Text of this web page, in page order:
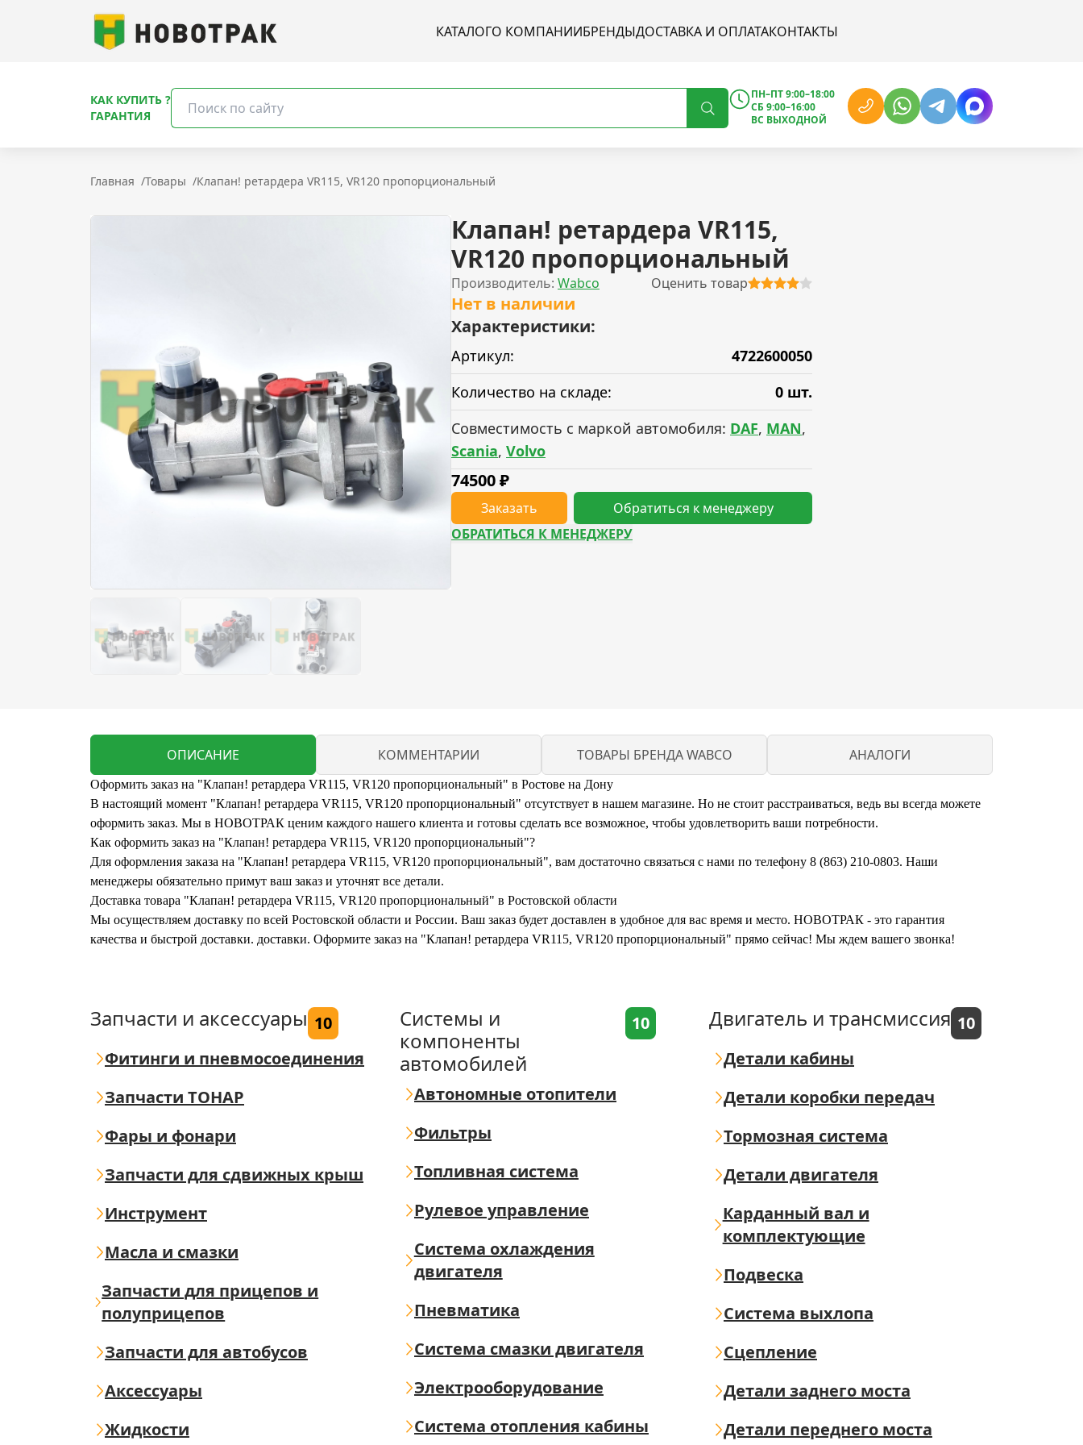
КАТАЛОГО КОМПАНИИБРЕНДЫДОСТАВКА И ОПЛАТАКОНТАКТЫ
КАК КУПИТЬ ?
ГАРАНТИЯ
ПН–ПТ 9:00–18:00
СБ 9:00–16:00
ВС ВЫХОДНОЙ
Главная /Товары /Клапан! ретардера VR115, VR120 пропорциональный
Клапан! ретардера VR115,
VR120 пропорциональный
Производитель: Wabco Оценить товар
Нет в наличии
Характеристики:
Артикул:
4722600050
Количество на складе:
0 шт.
Совместимость с маркой автомобиля: DAF, MAN,
Scania, Volvo
74500₽
Заказать
Обратиться к менеджеру
ОБРАТИТЬСЯ К МЕНЕДЖЕРУ
ОПИСАНИЕ КОММЕНТАРИИ ТОВАРЫ БРЕНДА WABCO АНАЛОГИ
Оформить заказ на "Клапан! ретардера VR115, VR120 пропорциональный" в Ростове на Дону
В настоящий момент "Клапан! ретардера VR115, VR120 пропорциональный" отсутствует в нашем магазине. Но не стоит расстраиваться, ведь вы всегда можете
оформить заказ. Мы в НОВОТРАК ценим каждого нашего клиента и готовы сделать все возможное, чтобы удовлетворить ваши потребности.
Как оформить заказ на "Клапан! ретардера VR115, VR120 пропорциональный"?
Для оформления заказа на "Клапан! ретардера VR115, VR120 пропорциональный", вам достаточно связаться с нами по телефону 8 (863) 210-0803. Наши
менеджеры обязательно примут ваш заказ и уточнят все детали.
Доставка товара "Клапан! ретардера VR115, VR120 пропорциональный" в Ростовской области
Мы осуществляем доставку по всей Ростовской области и России. Ваш заказ будет доставлен в удобное для вас время и место. НОВОТРАК - это гарантия
качества и быстрой доставки. доставки. Оформите заказ на "Клапан! ретардера VR115, VR120 пропорциональный" прямо сейчас! Мы ждем вашего звонка!
Запчасти и аксессуары 10
Фитинги и пневмосоединения
Запчасти ТОНАР
Фары и фонари
Запчасти для сдвижных крыш
Инструмент
Масла и смазки
Запчасти для прицепов и
полуприцепов
Запчасти для автобусов
Аксессуары
Жидкости
Системы и
компоненты
автомобилей
10
Автономные отопители
Фильтры
Топливная система
Рулевое управление
Система охлаждения
двигателя
Пневматика
Система смазки двигателя
Электрооборудование
Система отопления кабины
Двигатель и трансмиссия 10
Детали кабины
Детали коробки передач
Тормозная система
Детали двигателя
Карданный вал и
комплектующие
Подвеска
Система выхлопа
Сцепление
Детали заднего моста
Детали переднего моста